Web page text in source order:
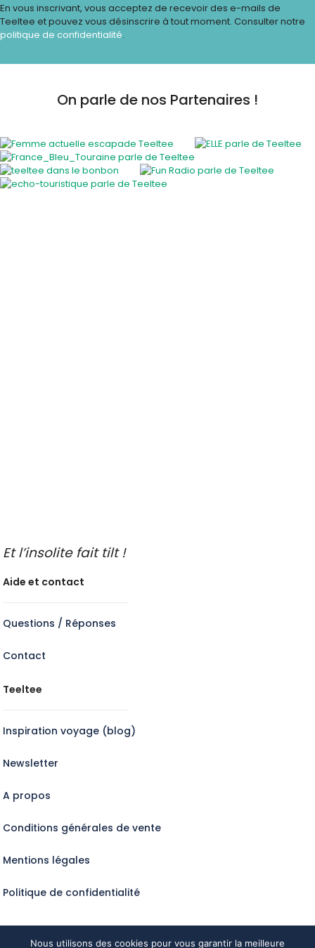
En vous inscrivant, vous acceptez de recevoir des e-mails de
Teeltee et pouvez vous désinscrire à tout moment. Consulter notre
politique de confidentialité.
On parle de nos Partenaires !
Et l’insolite fait tilt !
Aide et contact
Questions / Réponses
Contact
Teeltee
Inspiration voyage (blog)
Newsletter
A propos
Conditions générales de vente
Mentions légales
Politique de confidentialité
Nous utilisons des cookies pour vous garantir la meilleure